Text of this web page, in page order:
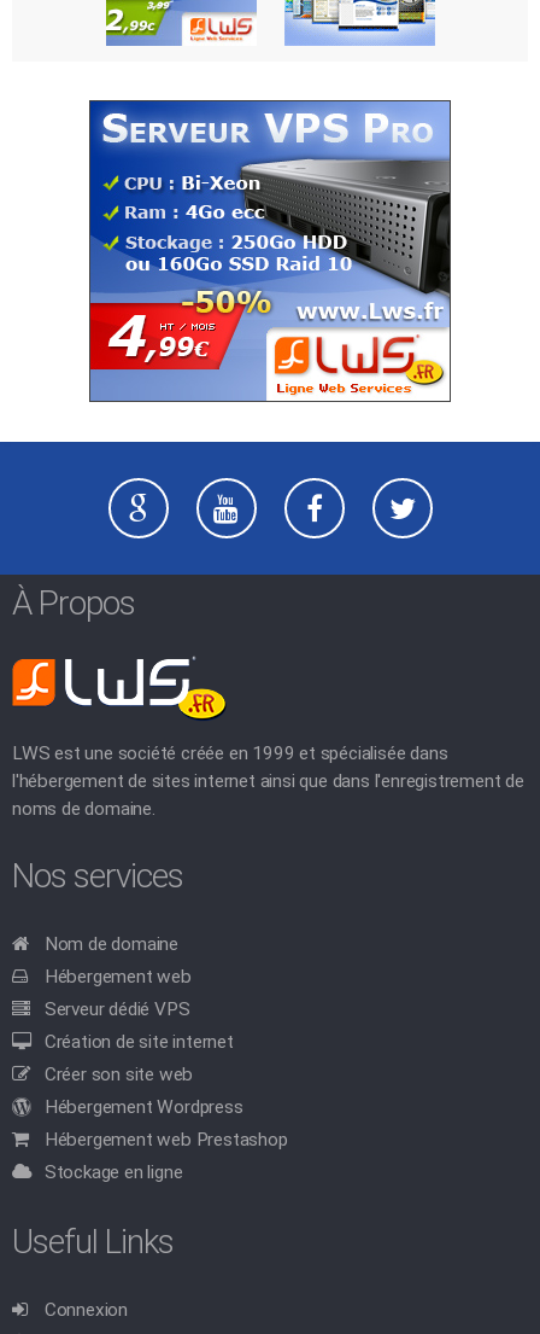
À Propos
LWS est une société créée en 1999 et spécialisée dans
l'hébergement de sites internet ainsi que dans l'enregistrement de
noms de domaine.
Nos services
Nom de domaine
Hébergement web
Serveur dédié VPS
Création de site internet
Créer son site web
Hébergement Wordpress
Hébergement web Prestashop
Stockage en ligne
Useful Links
Connexion